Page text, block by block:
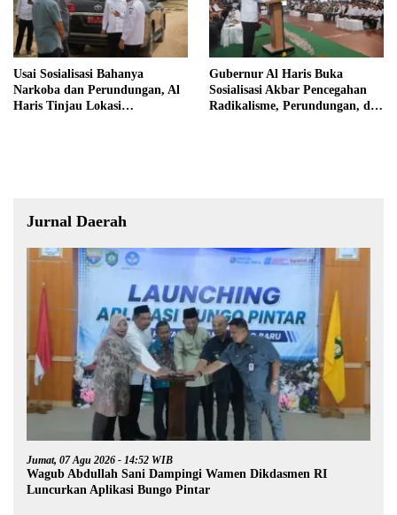
Usai Sosialisasi Bahanya
Narkoba dan Perundungan, Al
Haris Tinjau Lokasi
Gubernur Al Haris Buka
Sosialisasi Akbar Pencegahan
Radikalisme, Perundungan, dan
Jurnal Daerah
Jumat, 07 Agu 2026 - 14:52 WIB
Wagub Abdullah Sani Dampingi Wamen Dikdasmen RI
Luncurkan Aplikasi Bungo Pintar